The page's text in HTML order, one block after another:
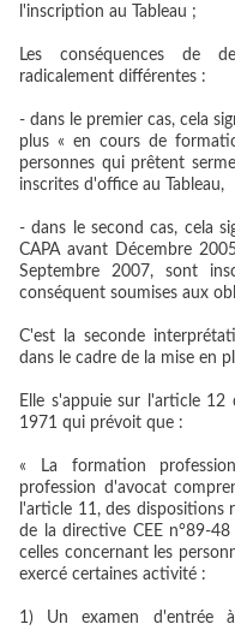
l'inscription au Tableau ;
Les conséquences de
radicalement différentes :
- dans le premier cas, cela
plus « en cours de
personnes qui prêtent
inscrites d'office au Tableau,
- dans le second cas, cela
CAPA avant Décembre
Septembre 2007, sont
conséquent soumises aux
C'est la seconde
dans le cadre de la mise en
Elle s'appuie sur l'article
1971 qui prévoit que :
« La formation
profession d'avocat
l'article 11, des dispositions
de la directive CEE n°89-
celles concernant les
exercé certaines activité :
1) Un examen d'entrée